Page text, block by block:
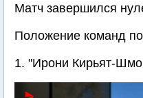
Матч завершился
Положение команд
1. "Ирони Кирьят-